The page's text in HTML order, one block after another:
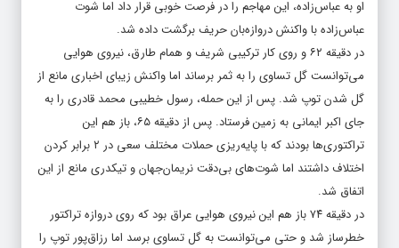
او به عباس‌زاده، این مهاجم را در فرصت خوبی قرار داد اما شوت
عباس‌زاده با واکنش دروازه‌بان حریف برگشت داده شد.
در دقیقه ۶۲ و روی کار ترکیبی شریف و همام طارق، نیروی هوایی
می‌توانست گل تساوی را به ثمر برساند اما واکنش زیبای اخباری مانع از
گل شدن توپ شد. پس از این حمله، رسول خطیبی محمد قادری را به
جای اکبر ایمانی به زمین فرستاد. پس از دقیقه ۶۵، باز هم این
تراکتوری‌ها بودند که با پایه‌ریزی حملات مختلف سعی در ۲ برابر کردن
اختلاف داشتند اما شوت‌های بی‌دقت نریمان‌جهان و تیکدری مانع از این
اتفاق شد.
در دقیقه ۷۴ باز هم این نیروی هوایی عراق بود که روی دروازه تراکتور
خطرساز شد و حتی می‌توانست به گل تساوی برسد اما رزاق‌پور توپ را